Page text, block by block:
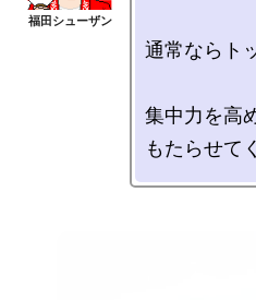
通常ならト
集中力を高